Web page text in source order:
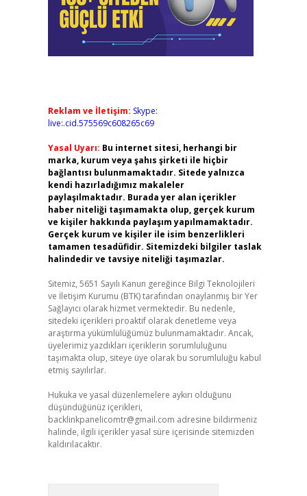
Reklam ve İletişim: Skype:
live:.cid.575569c608265c69
Yasal Uyarı: Bu internet sitesi, herhangi bir
marka, kurum veya şahıs şirketi ile hiçbir
bağlantısı bulunmamaktadır. Sitede yalnızca
kendi hazırladığımız makaleler
paylaşılmaktadır. Burada yer alan içerikler
haber niteliği taşımamakta olup, gerçek kurum
ve kişiler hakkında paylaşım yapılmamaktadır.
Gerçek kurum ve kişiler ile isim benzerlikleri
tamamen tesadüfidir. Sitemizdeki bilgiler taslak
halindedir ve tavsiye niteliği taşımazlar.
Sitemiz, 5651 Sayılı Kanun gereğince Bilgi Teknolojileri
ve İletişim Kurumu (BTK) tarafından onaylanmış bir Yer
Sağlayıcı olarak hizmet vermektedir. Bu nedenle,
sitedeki içerikleri proaktif olarak denetleme veya
araştırma yükümlülüğümüz bulunmamaktadır. Ancak,
üyelerimiz yazdıkları içeriklerin sorumluluğunu
taşımakta olup, siteye üye olarak bu sorumluluğu kabul
etmiş sayılırlar.
Hukuka ve yasal düzenlemelere aykırı olduğunu
düşündüğünüz içerikleri,
backlinkpanelicomtr@gmail.com adresine bildirmeniz
halinde, ilgili içerikler yasal süre içerisinde sitemizden
kaldırılacaktır.